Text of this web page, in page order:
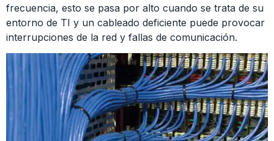
frecuencia, esto se pasa por alto cuando se trata de su
entorno de TI y un cableado deficiente puede provocar
interrupciones de la red y fallas de comunicación.